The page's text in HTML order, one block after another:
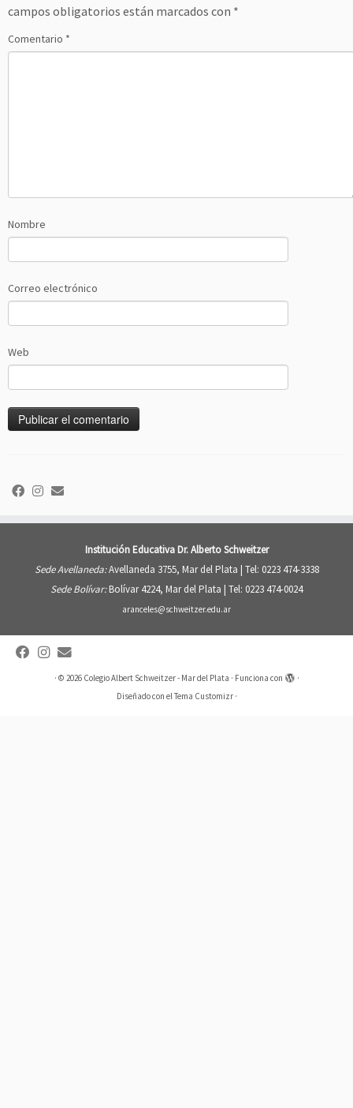
campos obligatorios están marcados con *
Comentario *
Nombre
Correo electrónico
Web
Institución Educativa Dr. Alberto Schweitzer
Sede Avellaneda:Avellaneda 3755, Mar del Plata | Tel: 0223 474-3338
Sede Bolívar:Bolívar 4224, Mar del Plata | Tel: 0223 474-0024
aranceles@schweitzer.edu.ar
· © 2026 Colegio Albert Schweitzer - Mar del Plata · Funciona con
·
Diseñado con elTema Customizr·